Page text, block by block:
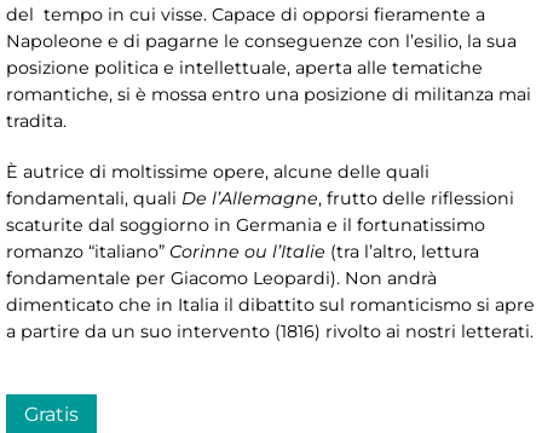
del tempo in cui visse. Capace di opporsi fieramente a
Napoleone e di pagarne le conseguenze con l’esilio, la sua
posizione politica e intellettuale, aperta alle tematiche
romantiche, si è mossa entro una posizione di militanza mai
tradita.
È autrice di moltissime opere, alcune delle quali
fondamentali, quali De l’Allemagne, frutto delle riflessioni
scaturite dal soggiorno in Germania e il fortunatissimo
romanzo “italiano” Corinne ou l’Italie (tra l’altro, lettura
fondamentale per Giacomo Leopardi). Non andrà
dimenticato che in Italia il dibattito sul romanticismo si apre
a partire da un suo intervento (1816) rivolto ai nostri letterati.
Gratis